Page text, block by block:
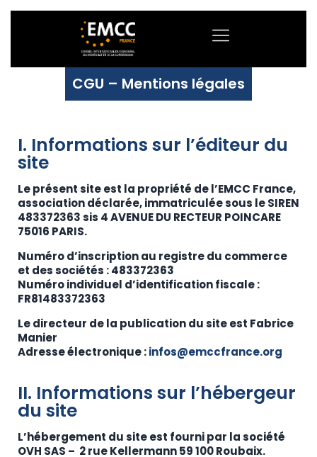
CGU – Mentions légales
I. Informations sur l’éditeur du
site
Le présent site est la propriété de l’EMCC France,
association déclarée, immatriculée sous le SIREN
483372363 sis 4 AVENUE DU RECTEUR POINCARE
75016 PARIS.
Numéro d’inscription au registre du commerce
et des sociétés : 483372363
Numéro individuel d’identification fiscale :
FR81483372363
Le directeur de la publication du site est Fabrice
Manier
Adresse électronique :infos@emccfrance.org
II. Informations sur l’hébergeur
du site
L’hébergement du site est fourni par la société
OVH SAS – 2 rue Kellermann 59 100 Roubaix.